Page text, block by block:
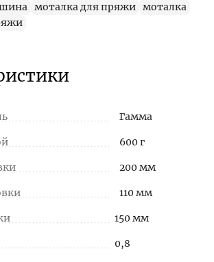
моталка для пряжи моталка
Гамма
600 г
200 мм
110 мм
150 мм
0,8